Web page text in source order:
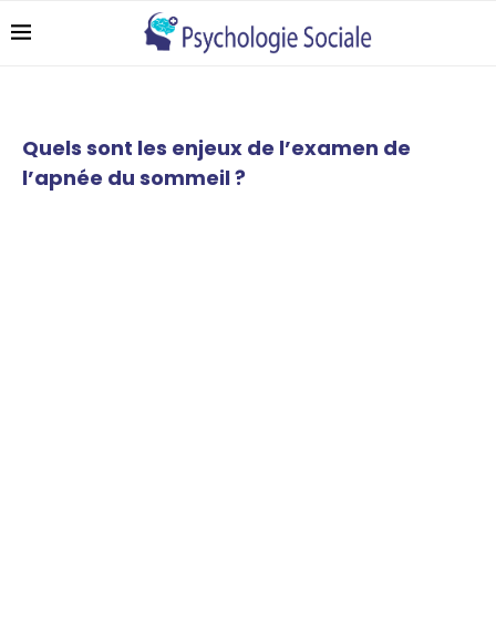
Quels sont les enjeux de l’examen de
l’apnée du sommeil ?